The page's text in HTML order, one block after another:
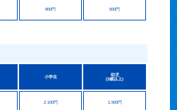
900円 500円
小学生
幼児
(3歳以上)
2,100円 1,500円